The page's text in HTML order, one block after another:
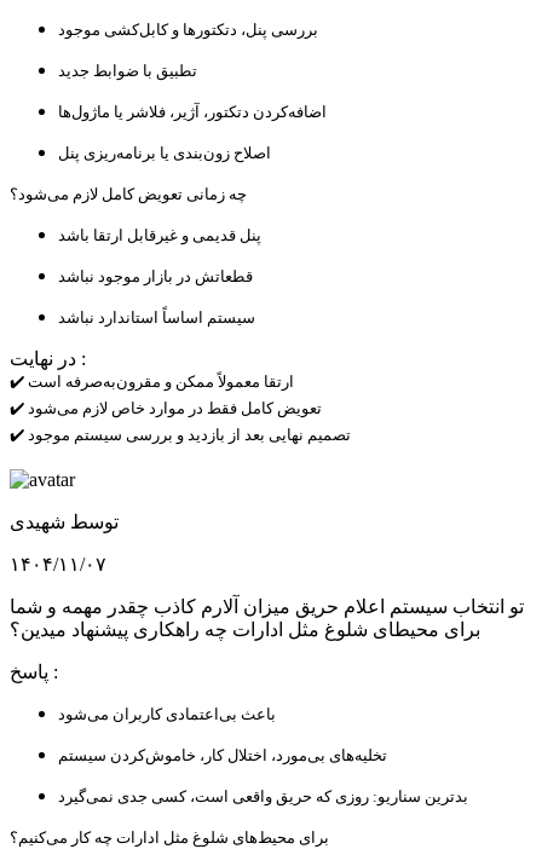
بررسی پنل، دتکتورها و کابل‌کشی موجود
تطبیق با ضوابط جدید
اضافه‌کردن دتکتور، آژیر، فلاشر یا ماژول‌ها
اصلاح زون‌بندی یا برنامه‌ریزی پنل
چه زمانی تعویض کامل لازم می‌شود؟
پنل قدیمی و غیرقابل ارتقا باشد
قطعاتش در بازار موجود نباشد
سیستم اساساً استاندارد نباشد
در نهایت :
✔️ ارتقا معمولاً ممکن و مقرون‌به‌صرفه است
✔️ تعویض کامل فقط در موارد خاص لازم می‌شود
✔️ تصمیم نهایی بعد از بازدید و بررسی سیستم موجود
توسط شهیدی
۱۴۰۴/۱۱/۰۷
تو انتخاب سیستم اعلام حریق میزان آلارم کاذب چقدر مهمه و شما
برای محیطای شلوغ مثل ادارات چه راهکاری پیشنهاد میدین؟
پاسخ :
باعث بی‌اعتمادی کاربران می‌شود
تخلیه‌های بی‌مورد، اختلال کار، خاموش‌کردن سیستم
بدترین سناریو: روزی که حریق واقعی است، کسی جدی نمی‌گیرد
برای محیط‌های شلوغ مثل ادارات چه کار می‌کنیم؟